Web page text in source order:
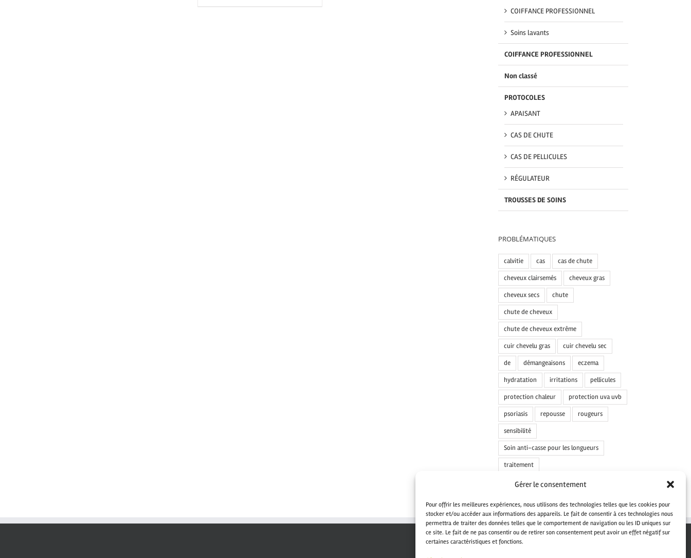
Gérer le consentement
Pour offrir les meilleures expériences, nous utilisons des technologies telles que les cookies pour
stocker et/ou accéder aux informations des appareils. Le fait de consentir à ces technologies nous
permettra de traiter des données telles que le comportement de navigation ou les ID uniques sur
ce site. Le fait de ne pas consentir ou de retirer son consentement peut avoir un effet négatif sur
certaines caractéristiques et fonctions.
COIFFANCE PROFESSIONNEL
Soins lavants
COIFFANCE PROFESSIONNEL
Non classé
PROTOCOLES
APAISANT
CAS DE CHUTE
CAS DE PELLICULES
RÉGULATEUR
TROUSSES DE SOINS
PROBLÉMATIQUES
calvitie cas cas de chute
cheveux clairsemés cheveux gras
cheveux secs chute
chute de cheveux
chute de cheveux extrême
cuir chevelu gras cuir chevelu sec
de démangeaisons eczema
hydratation irritations pellicules
protection chaleur protection uva uvb
psoriasis repousse rougeurs
sensibilité
Soin anti-casse pour les longueurs
traitement